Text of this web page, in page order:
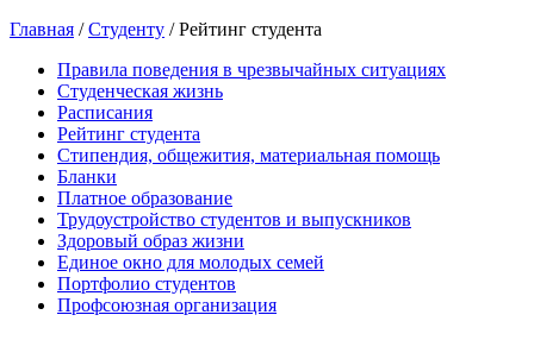
Главная /Студенту / Рейтинг студента
Правила поведения в чрезвычайных ситуациях
Студенческая жизнь
Расписания
Рейтинг студента
Стипендия, общежития, материальная помощь
Бланки
Платное образование
Трудоустройство студентов и выпускников
Здоровый образ жизни
Единое окно для молодых семей
Портфолио студентов
Профсоюзная организация